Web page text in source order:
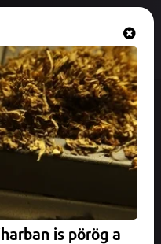
már csak
között
és Ófehértó
is pörög a